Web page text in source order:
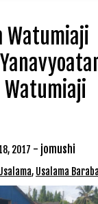
Watumiaji
Watumiaji
2017 - jomushi
, Usalama